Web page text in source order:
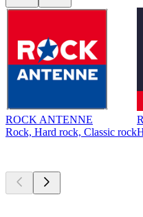
ROCK ANTENNE
Rock, Hard rock, Classic rock